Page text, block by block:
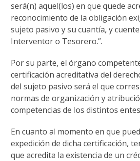
será(n) aquel(los) en que quede
reconocimiento de la obligación
sujeto pasivo y su cuantía, y
Interventor o Tesorero.”.
Por su parte, el órgano
certificación acreditativa del
del sujeto pasivo será el que
normas de organización y
competencias de los distintos
En cuanto al momento en que
expedición de dicha certificación,
que acredita la existencia de un